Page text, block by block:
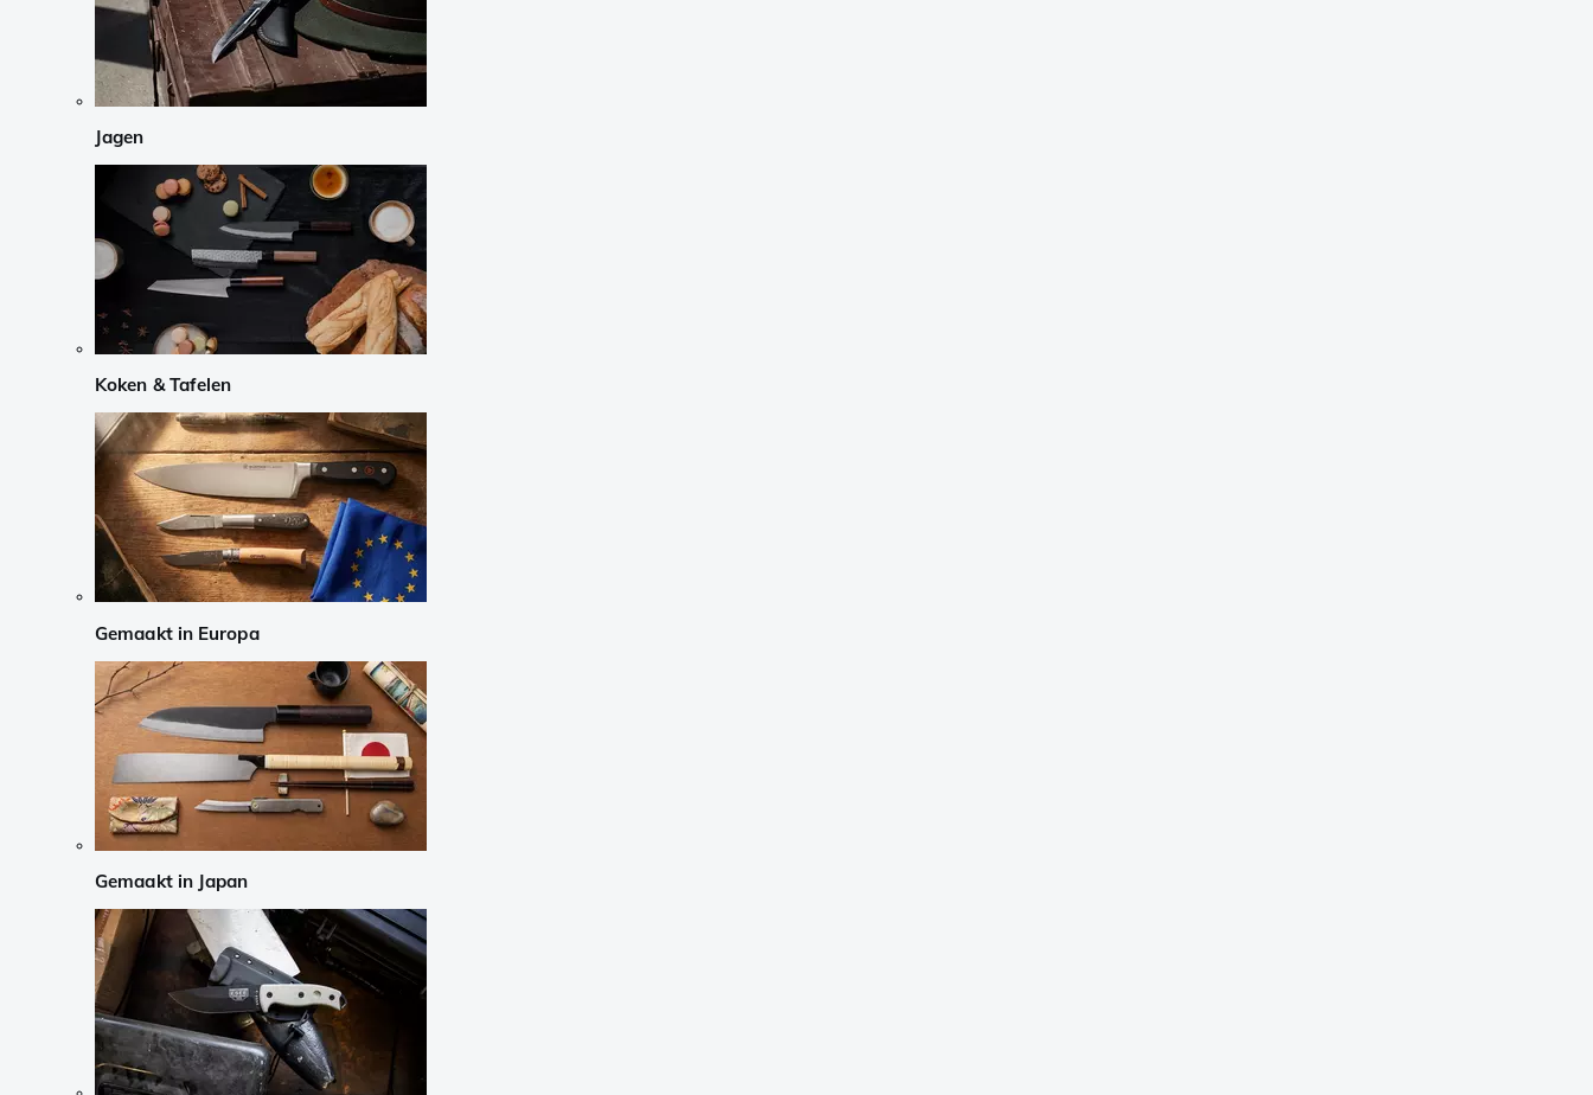
Jagen
Koken & Tafelen
Gemaakt in Europa
Gemaakt in Japan